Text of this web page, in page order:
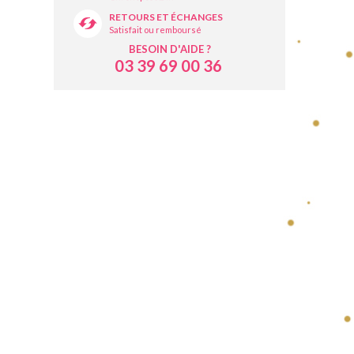
RETOURS ET ÉCHANGES
Satisfait ou remboursé
BESOIN D'AIDE ?
03 39 69 00 36